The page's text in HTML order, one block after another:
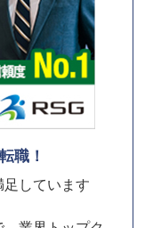
職！
しています